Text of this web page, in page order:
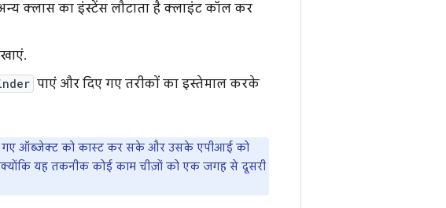
क्लास का इंस्टेंस लौटाता है क्लाइंट कॉल कर
पाएं और दिए गए तरीकों का इस्तेमाल करके
गए ऑब्जेक्ट को कास्ट कर सके और उसके एपीआई को
क्योंकि यह तकनीक कोई काम चीज़ों को एक जगह से दूसरी